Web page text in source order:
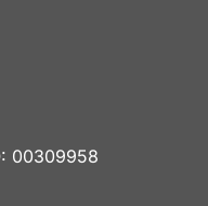
00309958